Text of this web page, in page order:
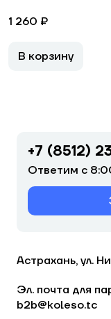
1 260 ₽
В корзину
+7 (8512)
Ответим с
Астрахань, ул.
Эл. почта для
b2b@koleso.tc